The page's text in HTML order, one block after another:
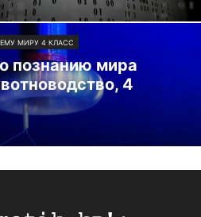
МИРУ 4 КЛАСС
познанию мира
4